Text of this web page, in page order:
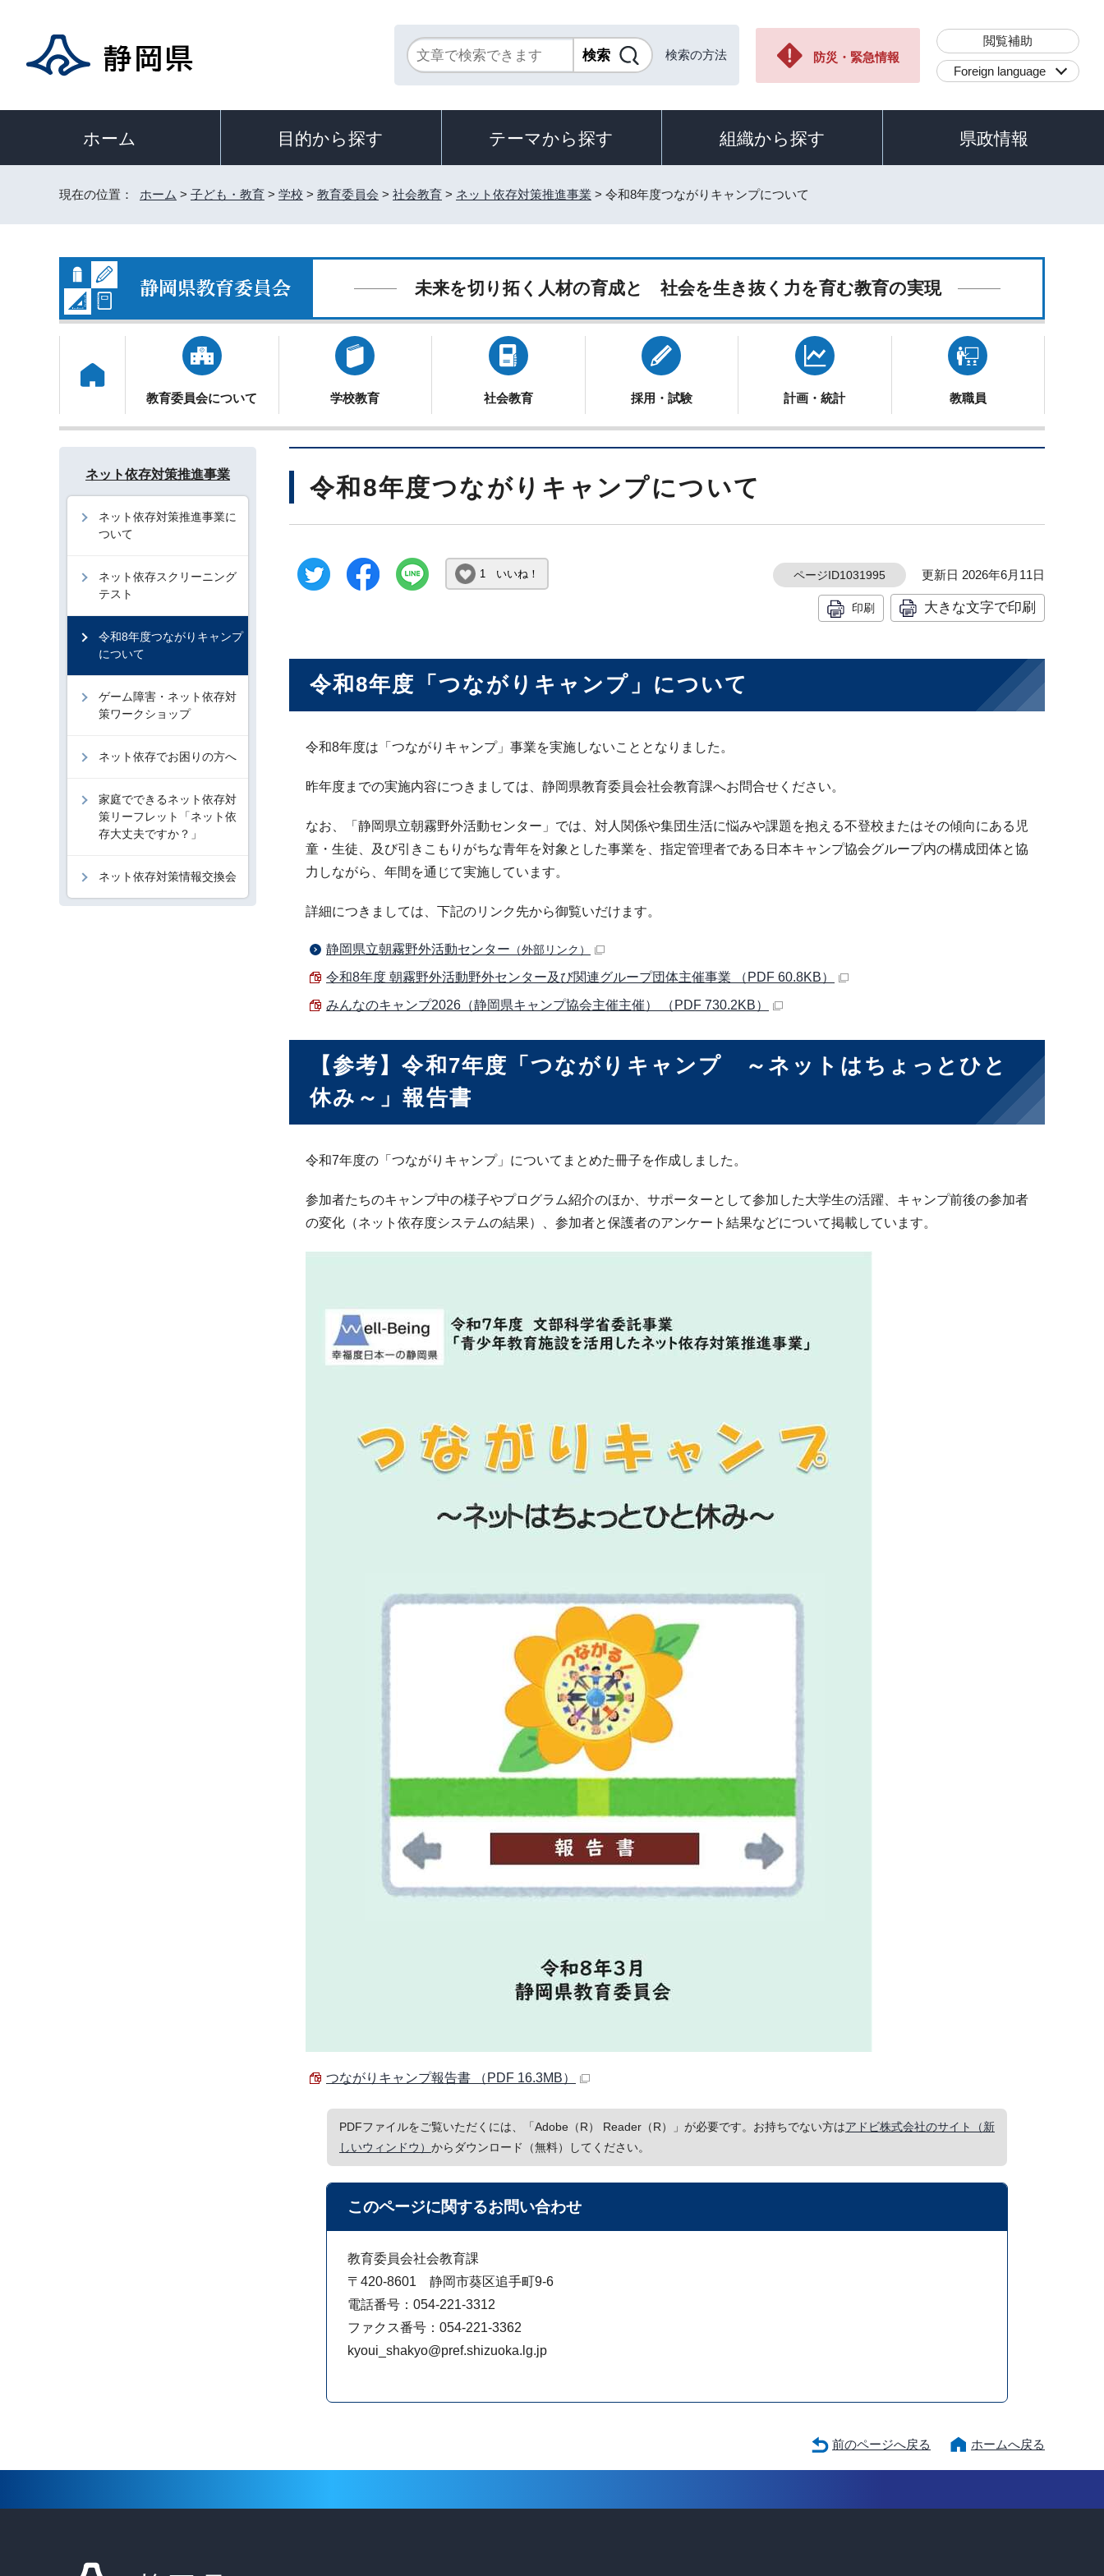
検索の方法 防災・緊急情報
閲覧補助
Foreign language
ホーム 目的から探す テーマから探す 組織から探す 県政情報
現在の位置： ホーム > 子ども・教育 > 学校 > 教育委員会 > 社会教育 > ネット依存対策推進事業 > 令和8年度つながりキャンプについて
未来を切り拓く人材の育成と 社会を生き抜く力を育む教育の実現
教育委員会について 学校教育 社会教育 採用・試験 計画・統計 教職員
令和8年度つながりキャンプについて
1 いいね！ ページID1031995 更新日 2026年6月11日
印刷 大きな文字で印刷
令和8年度「つながりキャンプ」について
令和8年度は「つながりキャンプ」事業を実施しないこととなりました。
昨年度までの実施内容につきましては、静岡県教育委員会社会教育課へお問合せください。
なお、「静岡県立朝霧野外活動センター」では、対人関係や集団生活に悩みや課題を抱える不登校またはその傾向にある児
童・生徒、及び引きこもりがちな青年を対象とした事業を、指定管理者である日本キャンプ協会グループ内の構成団体と協
力しながら、年間を通じて実施しています。
詳細につきましては、下記のリンク先から御覧いだけます。
静岡県立朝霧野外活動センター （外部リンク）
令和8年度 朝霧野外活動野外センター及び関連グループ団体主催事業 （PDF 60.8KB）
みんなのキャンプ2026（静岡県キャンプ協会主催主催） （PDF 730.2KB）
【参考】令和7年度「つながりキャンプ ～ネットはちょっとひと
休み～」報告書
令和7年度の「つながりキャンプ」についてまとめた冊子を作成しました。
参加者たちのキャンプ中の様子やプログラム紹介のほか、サポーターとして参加した大学生の活躍、キャンプ前後の参加者
の変化（ネット依存度システムの結果）、参加者と保護者のアンケート結果などについて掲載しています。
つながりキャンプ報告書 （PDF 16.3MB）
PDFファイルをご覧いただくには、「Adobe（R） Reader（R）」が必要です。お持ちでない方はアドビ株式会社のサイト（新
しいウィンドウ） からダウンロード（無料）してください。
このページに関するお問い合わせ
教育委員会社会教育課
〒420-8601 静岡市葵区追手町9-6
電話番号：054-221-3312
ファクス番号：054-221-3362
kyoui_shakyo@pref.shizuoka.lg.jp
ネット依存対策推進事業
ネット依存対策推進事業に
ついて
ネット依存スクリーニング
テスト
令和8年度つながりキャンプ
について
ゲーム障害・ネット依存対
策ワークショップ
ネット依存でお困りの方へ
家庭でできるネット依存対
策リーフレット「ネット依
存大丈夫ですか？」
ネット依存対策情報交換会
前のページへ戻る ホームへ戻る